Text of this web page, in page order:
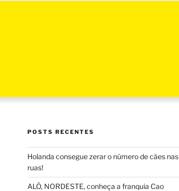
POSTS RECENTES
Holanda consegue zerar o número de cães nas
ruas!
ALÔ, NORDESTE, conheça a franquia Cao